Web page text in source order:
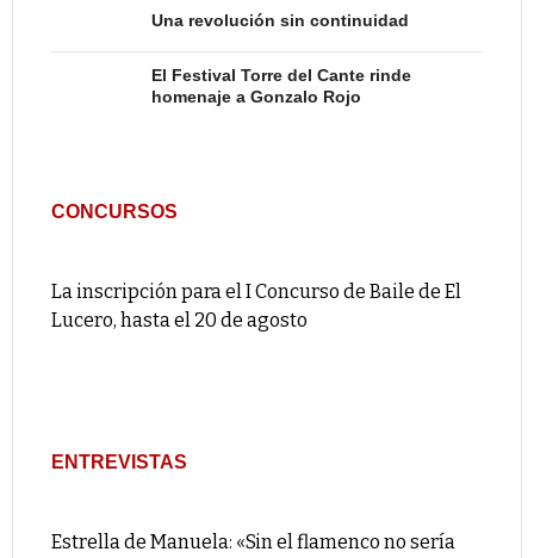
Una revolución sin continuidad
El Festival Torre del Cante rinde
homenaje a Gonzalo Rojo
CONCURSOS
La inscripción para el I Concurso de Baile de El
Lucero, hasta el 20 de agosto
ENTREVISTAS
Estrella de Manuela: «Sin el flamenco no sería